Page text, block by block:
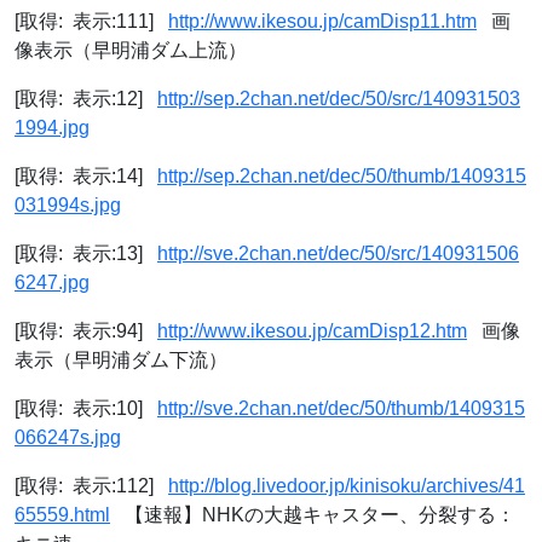
[取得: 表示:111] http://www.ikesou.jp/camDisp11.htm 画
像表示（早明浦ダム上流）
[取得: 表示:12]
http://sep.2chan.net/dec/50/src/140931503
1994.jpg
[取得: 表示:14]
http://sep.2chan.net/dec/50/thumb/1409315
031994s.jpg
[取得: 表示:13]
http://sve.2chan.net/dec/50/src/140931506
6247.jpg
[取得: 表示:94] http://www.ikesou.jp/camDisp12.htm 画像
表示（早明浦ダム下流）
[取得: 表示:10]
http://sve.2chan.net/dec/50/thumb/1409315
066247s.jpg
[取得: 表示:112]
http://blog.livedoor.jp/kinisoku/archives/41
65559.html
【速報】NHKの大越キャスター、分裂する：